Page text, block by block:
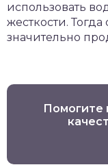
использовать
жесткости.
значительно
Помогите